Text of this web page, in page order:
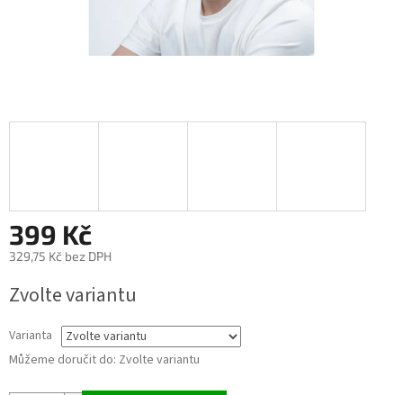
399 Kč
329,75 Kč bez DPH
cena:
Zvolte variantu
Varianta
Můžeme doručit do: Zvolte variantu